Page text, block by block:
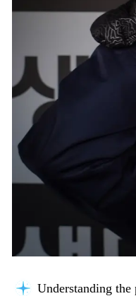
Understanding the